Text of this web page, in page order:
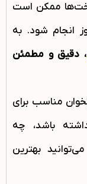
ممکن است
انجام شود. به
، دقیق و مطمئن
مناسب برای
باشد، چه
بهترین